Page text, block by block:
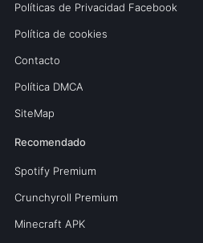
Políticas de Privacidad Facebook
Política de cookies
Contacto
Política DMCA
SiteMap
Recomendado
Spotify Premium
Crunchyroll Premium
Minecraft APK